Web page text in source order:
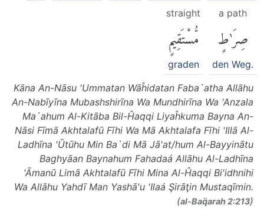
a path
صِرَٰطٍ
den Weg.
straight
مُّسْتَقِيمٍ
graden
Kāna An-Nāsu 'Ummatan Wāĥidatan Faba`atha Allāhu
An-Nabīyīna Mubashshirīna Wa Mundhirīna Wa 'Anzala
Ma`ahum Al-Kitāba Bil-Ĥaqqi Liyaĥkuma Bayna An-
Nāsi Fīmā Akhtalafū Fīhi Wa Mā Akhtalafa Fīhi 'Illā Al-
Ladhīna 'Ūtūhu Min Ba`di Mā Jā'at/hum Al-Bayyinātu
Baghyāan Baynahum Fahadaá Allāhu Al-Ladhīna
'Āmanū Limā Akhtalafū Fīhi Mina Al-Ĥaqqi Bi'idhnihi
Wa Allāhu Yahdī Man Yashā'u 'Ilaá Şirāţin Mustaqīmin.
(al-Baq̈arah 2:213)